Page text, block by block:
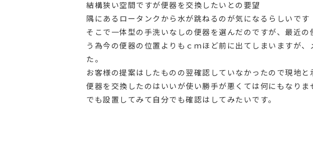
結構狭い空間ですが便器を交換したいとの要望
隅にあるロータンクから水が跳ねるのが気になるらしいです
そこで一体型の手洗いなしの便器を選んだのですが、最近
う為今の便器の位置よりもｃｍほど前に出てしまいますが
た。
お客様の提案はしたものの翌確認していなかったので現地
便器を交換したのはいいが使い勝手が悪くては何にもなりま
でも設置してみて自分でも確認はしてみたいです。